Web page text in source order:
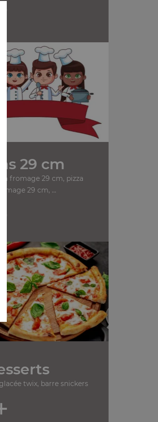
29 cm
fromage 29 cm, pizza
29 cm, ...
twix, barre snickers